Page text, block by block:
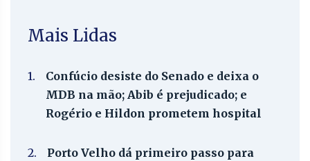
Mais Lidas
1.
Confúcio desiste do Senado e deixa o
MDB na mão; Abib é prejudicado; e
Rogério e Hildon prometem hospital
2.
Porto Velho dá primeiro passo para